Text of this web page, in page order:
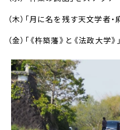
（木）「月に名を残す天文学者
（金）「《杵築藩》と《法政大学